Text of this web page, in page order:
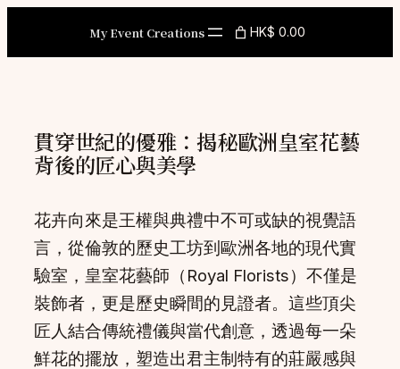
content
My Event Creations HK$ 0.00
貫穿世紀的優雅：揭秘歐洲皇室花藝
背後的匠心與美學
花卉向來是王權與典禮中不可或缺的視覺語
言，從倫敦的歷史工坊到歐洲各地的現代實
驗室，皇室花藝師（Royal Florists）不僅是
裝飾者，更是歷史瞬間的見證者。這些頂尖
匠人結合傳統禮儀與當代創意，透過每一朵
鮮花的擺放，塑造出君主制特有的莊嚴感與